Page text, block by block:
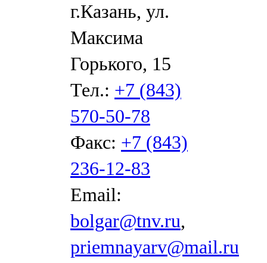
г.Казань, ул.
Максима
Горького, 15
Тел.: +7 (843)
570-50-78
Факс: +7 (843)
236-12-83
Email:
bolgar@tnv.ru,
priemnayarv@mail.ru